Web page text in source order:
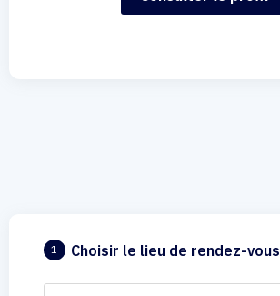
1 Choisir le lieu de rendez-vous